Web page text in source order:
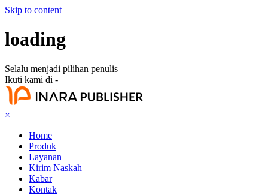
Skip to content
loading
Selalu menjadi pilihan penulis
Ikuti kami di -
×
Home
Produk
Layanan
Kirim Naskah
Kabar
Kontak